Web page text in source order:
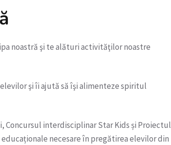
noastră şi te alături activităţilor noastre
şi îi ajută să îşi alimenteze spiritul
interdisciplinar Star Kids și Proiectul
necesare în pregătirea elevilor din